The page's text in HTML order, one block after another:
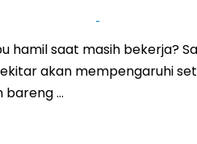
hamil saat masih bekerja?
akan mempengaruhi
bareng …